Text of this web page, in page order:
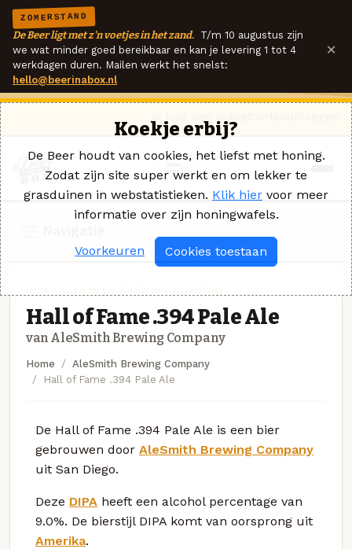
ZOMERSTAND
De Beer ligt met z'n voetjes in het zand. T/m 10 augustus zijn
we wat minder goed bereikbaar en kan je levering 1 tot 4
werkdagen duren. Mailen werkt het snelst:
hello@beerinabox.nl
×
Hall of Fame .394 Pale Ale
van AleSmith Brewing Company
Home
AleSmith Brewing Company
Hall of Fame .394 Pale Ale
De Hall of Fame .394 Pale Ale is een bier
gebrouwen door AleSmith Brewing Company
uit San Diego.
Deze DIPA heeft een alcohol percentage van
9.0%. De bierstijl DIPA komt van oorsprong uit
Amerika.
Koekje erbij?
De Beer houdt van cookies, het liefst met honing.
Zodat zijn site super werkt en om lekker te
grasduinen in webstatistieken. Klik hier voor meer
informatie over zijn honingwafels.
Voorkeuren Cookies toestaan